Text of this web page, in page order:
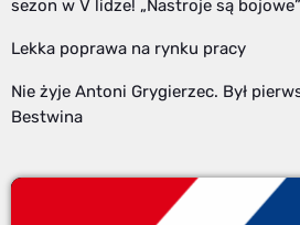
sezon w V lidze! „Nastroje są bojowe”
Lekka poprawa na rynku pracy
Nie żyje Antoni Grygierzec. Był
Bestwina